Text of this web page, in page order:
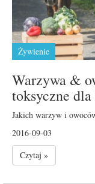
Żywienie
Warzywa &
toksyczne
Jakich warzyw i
2016-09-03
Czytaj »